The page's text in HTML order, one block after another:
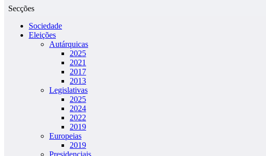
Secções
Sociedade
Eleições
Autárquicas
2025
2021
2017
2013
Legislativas
2025
2024
2022
2019
Europeias
2019
Presidenciais